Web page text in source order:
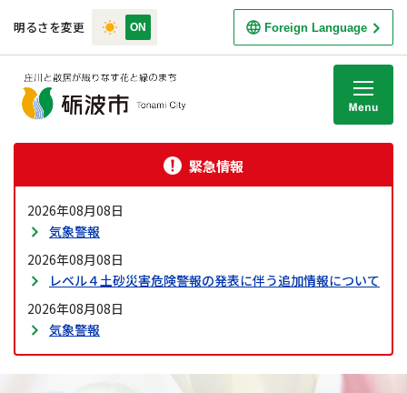
明るさを変更 Foreign Language
緊急情報
2026年08月08日
気象警報
2026年08月08日
レベル４土砂災害危険警報の発表に伴う追加情報について
2026年08月08日
気象警報